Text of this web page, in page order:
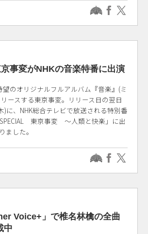
事変がNHKの音楽特番に出演
望のオリジナルフルアルバム『音楽』(ミ
ースする東京事変。リリース日の翌日
)に、NHK総合テレビで放送される特別番
SPECIAL 東京事変 ～人類と快楽」に出
ました。
Voice+」で椎名林檎の全曲
中